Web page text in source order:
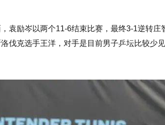
袁励岑以两个11-6结束比赛，最终3-1逆转
伐克选手王洋，对手是目前男子乒坛比较少